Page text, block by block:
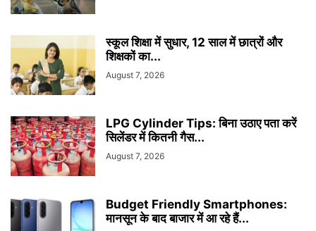
स्कूल शिक्षा में सुधार, 12 साल में छात्रों और
शिक्षकों का...
August 7, 2026
LPG Cylinder Tips: बिना उठाए पता करें
सिलेंडर में कितनी गैस...
August 7, 2026
Budget Friendly Smartphones:
मानसून के बाद बाजार में आ रहे हैं...